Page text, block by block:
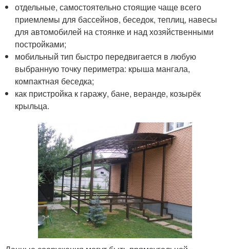
отдельные, самостоятельно стоящие чаще всего
приемлемы для бассейнов, беседок, теплиц, навесы
для автомобилей на стоянке и над хозяйственными
постройками;
мобильный тип быстро передвигается в любую
выбранную точку периметра: крыша мангала,
компактная беседка;
как пристройка к гаражу, бане, веранде, козырёк
крыльца.